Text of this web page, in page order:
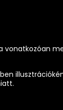
vonatkozóan